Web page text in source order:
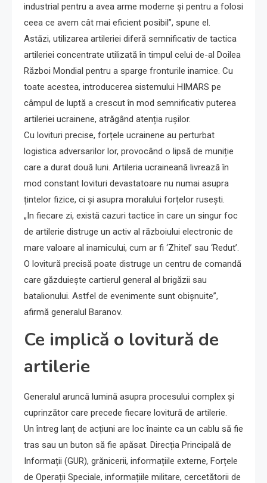
industrial pentru a avea arme moderne și pentru a folosi
ceea ce avem cât mai eficient posibil”, spune el.
Astăzi, utilizarea artileriei diferă semnificativ de tactica
artileriei concentrate utilizată în timpul celui de-al Doilea
Război Mondial pentru a sparge fronturile inamice. Cu
toate acestea, introducerea sistemului HIMARS pe
câmpul de luptă a crescut în mod semnificativ puterea
artileriei ucrainene, atrăgând atenția rușilor.
Cu lovituri precise, forțele ucrainene au perturbat
logistica adversarilor lor, provocând o lipsă de muniție
care a durat două luni. Artileria ucraineană livrează în
mod constant lovituri devastatoare nu numai asupra
țintelor fizice, ci și asupra moralului forțelor rusești.
„In fiecare zi, există cazuri tactice în care un singur foc
de artilerie distruge un activ al războiului electronic de
mare valoare al inamicului, cum ar fi ‘Zhitel’ sau ‘Redut’.
O lovitură precisă poate distruge un centru de comandă
care găzduiește cartierul general al brigăzii sau
batalionului. Astfel de evenimente sunt obișnuite”,
afirmă generalul Baranov.
Ce implică o lovitură de
artilerie
Generalul aruncă lumină asupra procesului complex și
cuprinzător care precede fiecare lovitură de artilerie.
Un întreg lanț de acțiuni are loc înainte ca un cablu să fie
tras sau un buton să fie apăsat. Direcția Principală de
Informații (GUR), grănicerii, informațiile externe, Forțele
de Operații Speciale, informațiile militare, cercetătorii de